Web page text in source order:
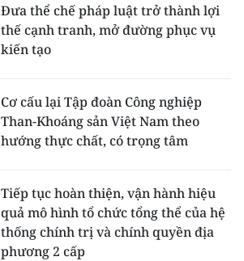
Đưa thể chế pháp luật trở thành lợi
thế cạnh tranh, mở đường phục vụ
kiến tạo
Cơ cấu lại Tập đoàn Công nghiệp
Than-Khoáng sản Việt Nam theo
hướng thực chất, có trọng tâm
Tiếp tục hoàn thiện, vận hành hiệu
quả mô hình tổ chức tổng thể của hệ
thống chính trị và chính quyền địa
phương 2 cấp